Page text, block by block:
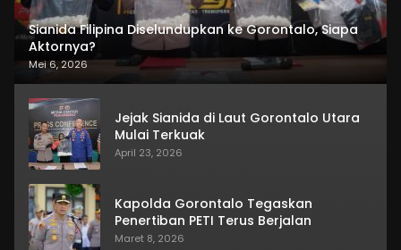
Sianida Filipina Diselundupkan ke Gorontalo, Siapa
Aktornya?
Mei 6, 2026
Jejak Sianida di Laut Gorontalo Utara
Mulai Terkuak
April 23, 2026
Kapolda Gorontalo Tegaskan
Penertiban PETI Terus Berjalan
Maret 8, 2026